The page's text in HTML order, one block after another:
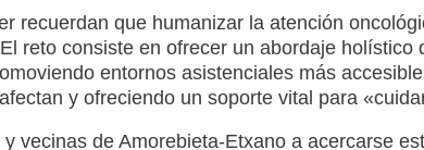
recuerdan que humanizar la atención
reto consiste en ofrecer un abordaje holístico
entornos asistenciales más
y ofreciendo un soporte vital para
vecinas de Amorebieta-Etxano a acercarse